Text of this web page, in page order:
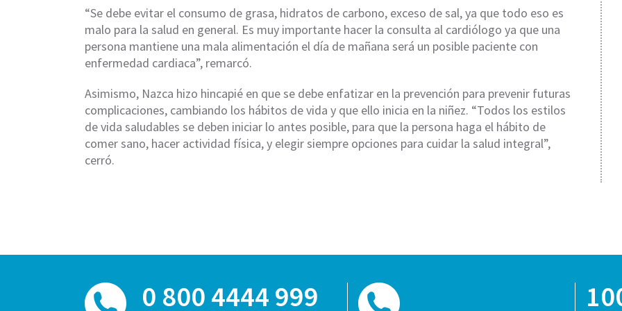
“Se debe evitar el consumo de grasa, hidratos de carbono, exceso de sal, ya que todo eso es
malo para la salud en general. Es muy importante hacer la consulta al cardiólogo ya que una
persona mantiene una mala alimentación el día de mañana será un posible paciente con
enfermedad cardiaca”, remarcó.
Asimismo, Nazca hizo hincapié en que se debe enfatizar en la prevención para prevenir futuras
complicaciones, cambiando los hábitos de vida y que ello inicia en la niñez. “Todos los estilos
de vida saludables se deben iniciar lo antes posible, para que la persona haga el hábito de
comer sano, hacer actividad física, y elegir siempre opciones para cuidar la salud integral”,
cerró.
0 800 4444 999